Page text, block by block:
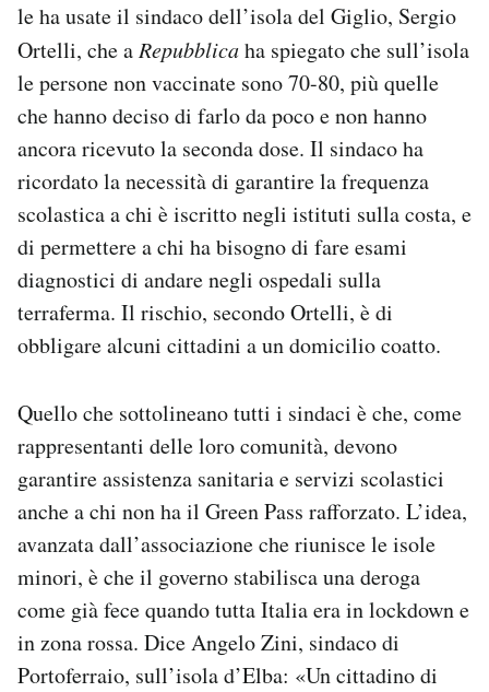
le ha usate il sindaco dell’isola del Giglio, Sergio
Ortelli, che aRepubblicaha spiegato che sull’isola
le persone non vaccinate sono 70-80, più quelle
che hanno deciso di farlo da poco e non hanno
ancora ricevuto la seconda dose. Il sindaco ha
ricordato la necessità di garantire la frequenza
scolastica a chi è iscritto negli istituti sulla costa, e
di permettere a chi ha bisogno di fare esami
diagnostici di andare negli ospedali sulla
terraferma. Il rischio, secondo Ortelli, è di
obbligare alcuni cittadini a un domicilio coatto.
Quello che sottolineano tutti i sindaci è che, come
rappresentanti delle loro comunità, devono
garantire assistenza sanitaria e servizi scolastici
anche a chi non ha il Green Pass rafforzato. L’idea,
avanzata dall’associazione che riunisce le isole
minori, è che il governo stabilisca una deroga
come già fece quando tutta Italia era in lockdown e
in zona rossa. Dice Angelo Zini, sindaco di
Portoferraio, sull’isola d’Elba: «Un cittadino di